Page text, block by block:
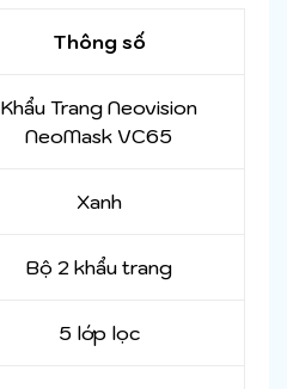
Thông số
Khẩu Trang Neovision
NeoMask VC65
Xanh
Bộ 2 khẩu trang
5 lớp lọc